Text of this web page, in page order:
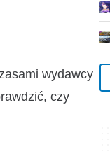
wydawcy
czy